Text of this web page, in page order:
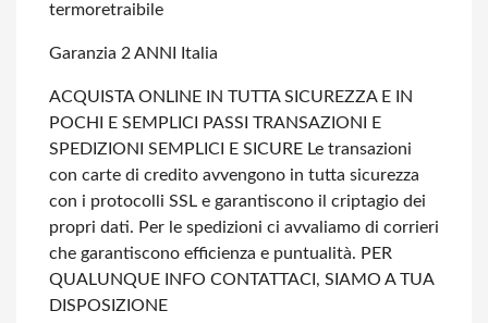
termoretraibile
Garanzia 2 ANNI Italia
ACQUISTA ONLINE IN TUTTA SICUREZZA E IN
POCHI E SEMPLICI PASSI TRANSAZIONI E
SPEDIZIONI SEMPLICI E SICURE Le transazioni
con carte di credito avvengono in tutta sicurezza
con i protocolli SSL e garantiscono il criptagio dei
propri dati. Per le spedizioni ci avvaliamo di corrieri
che garantiscono efficienza e puntualità. PER
QUALUNQUE INFO CONTATTACI, SIAMO A TUA
DISPOSIZIONE